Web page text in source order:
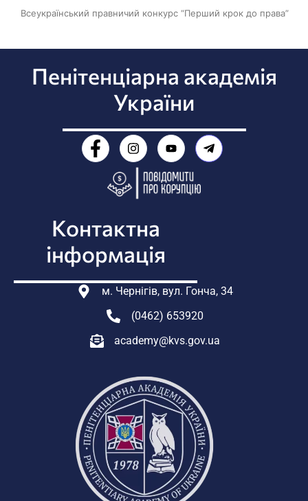
Всеукраїнський правничий конкурс “Перший крок до права”
Пенітенціарна академія
України
Контактна
інформація
м. Чернігів, вул. Гонча, 34
(0462) 653920
academy@kvs.gov.ua